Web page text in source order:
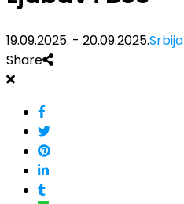
19.09.2025. - 20.09.2025.Srbija
Share